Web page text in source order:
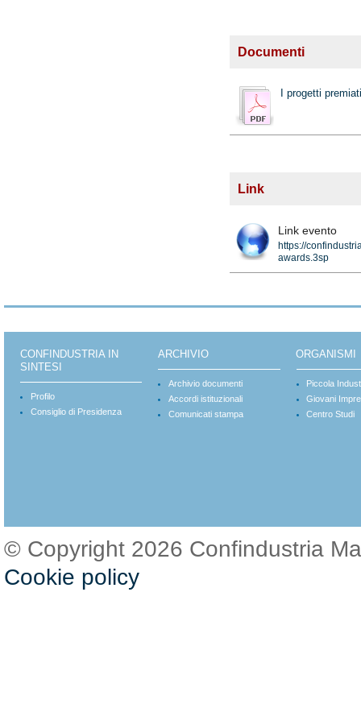
Documenti
I progetti premiati
Link
Link evento
https://
awards.3sp
CONFINDUSTRIA IN
SINTESI
Profilo
Consiglio di Presidenza
ARCHIVIO
Archivio documenti
Accordi istituzionali
Comunicati stampa
ORGANISMI
Piccola
Giovani
Centro Studi
© Copyright 2026 Confindustria
Cookie policy